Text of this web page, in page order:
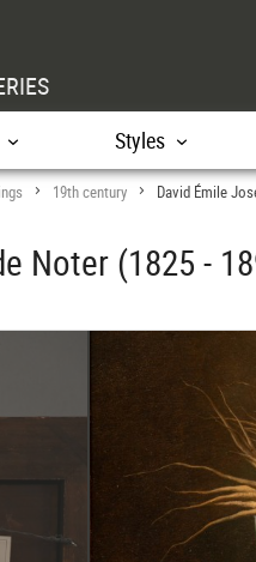
Styles
> 19th century > David Émile
Noter (1825 -